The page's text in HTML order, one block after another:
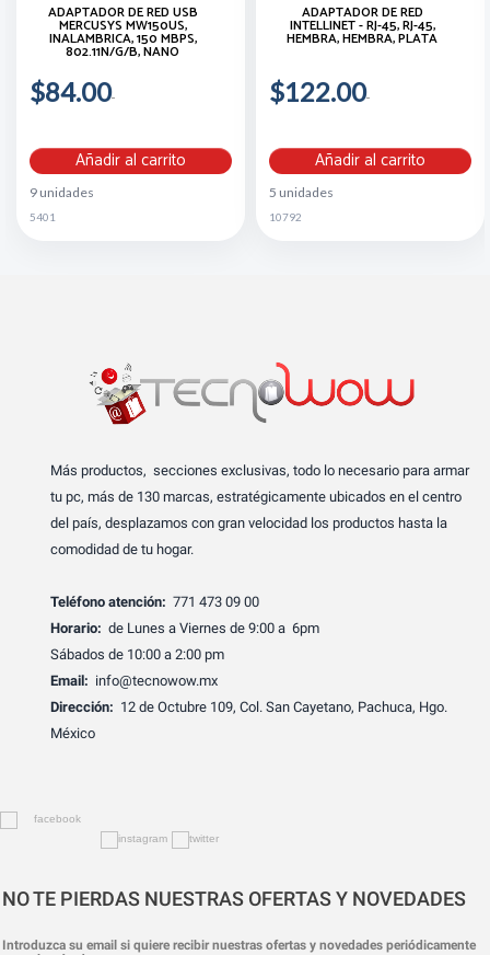
ADAPTADOR DE RED USB
MERCUSYS MW150US,
INALAMBRICA, 150 MBPS,
802.11N/G/B, NANO
$84.00
Añadir al carrito
9 unidades
5401
ADAPTADOR DE RED
INTELLINET - RJ-45, RJ-45,
HEMBRA, HEMBRA, PLATA
$122.00
Añadir al carrito
5 unidades
10792
Más productos, secciones exclusivas, todo lo necesario para armar
tu pc, más de 130 marcas, estratégicamente ubicados en el centro
del país, desplazamos con gran velocidad los productos hasta la
comodidad de tu hogar.
Teléfono atención: 771 473 09 00
Horario: de Lunes a Viernes de 9:00 a 6pm
Sábados de 10:00 a 2:00 pm
Email: info@tecnowow.mx
Dirección: 12 de Octubre 109, Col. San Cayetano, Pachuca, Hgo.
México
NO TE PIERDAS NUESTRAS OFERTAS Y NOVEDADES
Introduzca su email si quiere recibir nuestras ofertas y novedades periódicamente